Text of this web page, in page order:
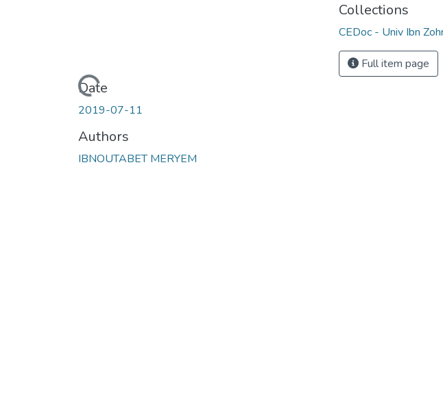
Loading...
Date
2019-07-11
Authors
IBNOUTABET MERYEM
Collections
CEDoc - Univ Ibn
Full item page